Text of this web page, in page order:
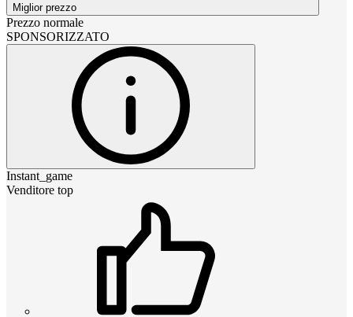
Miglior prezzo
Prezzo normale
SPONSORIZZATO
Instant_game
Venditore top